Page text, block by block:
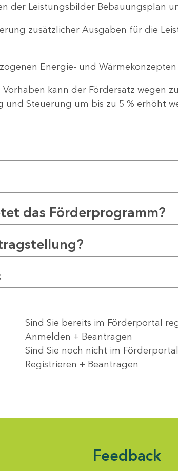
der Leistungsbilder Bebauungsplan
zusätzlicher Ausgaben für die
Energie- und Wärmekonzepten
kann der Fördersatz wegen
Steuerung um bis zu 5 % erhöht
das Förderprogramm?
Sind Sie bereits im Förderportal
Anmelden + Beantragen
Sind Sie noch nicht im
Registrieren + Beantragen
Feedback